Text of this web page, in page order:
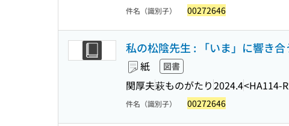
件名（識別子） 00272646
私の松陰先生 : 「いま」に響き
紙 図書
関厚夫萩ものがたり2024.4<HA114-
件名（識別子） 00272646